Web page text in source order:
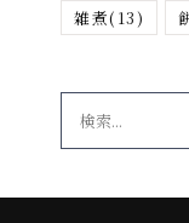
雑煮(13)